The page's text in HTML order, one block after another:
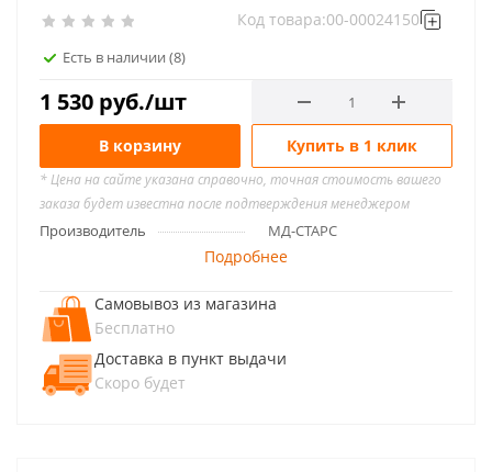
Есть в наличии (8)
Код товара:00-00024150
1 530 руб./шт
В корзину Купить в 1 клик
* Цена на сайте указана справочно, точная стоимость вашего
заказа будет известна после подтверждения менеджером
Производитель МД-СТАРС
Подробнее
Самовывоз из магазина
Бесплатно
Доставка в пункт выдачи
Скоро будет